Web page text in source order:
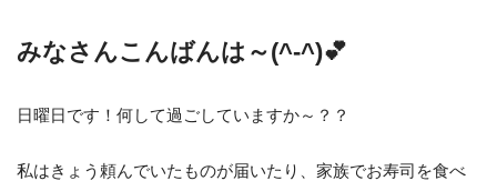
みなさんこんばんは～(^-^)💕
日曜日です！何して過ごしていますか～？？
私はきょう頼んでいたものが届いたり、家族でお寿司を食べ